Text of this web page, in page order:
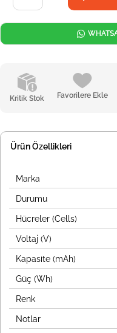
Kritik Stok Favorilere Ekle
Ürün Özellikleri
Marka
Durumu
Hücreler (Cells)
Voltaj (V)
Kapasite (mAh)
Güç (Wh)
Renk
Notlar